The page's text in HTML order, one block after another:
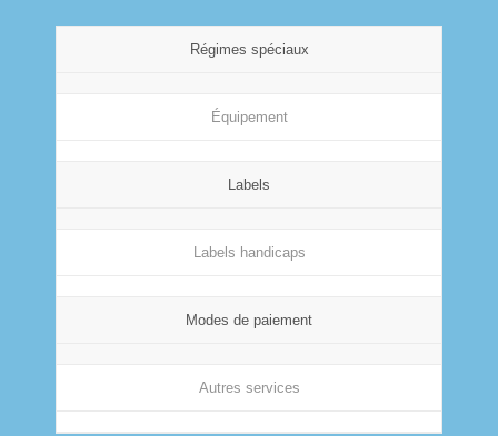
Régimes spéciaux
Équipement
Labels
Labels handicaps
Modes de paiement
Autres services